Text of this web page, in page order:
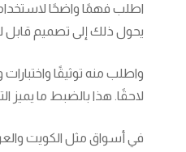
اطلب فهمًا واضحًا
يحول ذلك إلى تصميم قابل
واطلب منه توثيقًا
لاحقًا. هذا بالضبط ما يميز
في أسواق مثل الكويت